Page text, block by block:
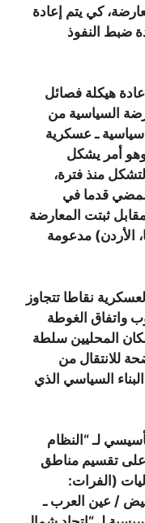
كي يتم إعادة
ضبط النفوذ
هيكلة فصائل
السياسية من
ـ عسكرية
أمر يشكل
منذ فترة،
قدما في
ثبتت المعارضة
الأردن) مدعومة
نقاطا تتجاوز
واتفاق الغوطة
المحليين سلطة
للانتقال من
السياسي الذي
لـ “النظام
على تقسيم مناطق
(الفرات:
/ عين العرب ـ